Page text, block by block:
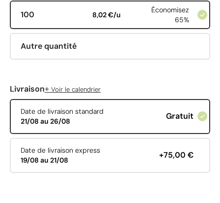
100 8,02 €/u
Économisez
65%
Autre quantité
Livraison+ Voir le calendrier
Date de livraison standard
21/08 au 26/08
Gratuit
Date de livraison express
19/08 au 21/08
+75,00 €